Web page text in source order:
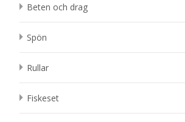
Beten och drag
Spön
Rullar
Fiskeset